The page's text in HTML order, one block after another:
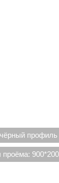
и нижним
профиль
проёма: